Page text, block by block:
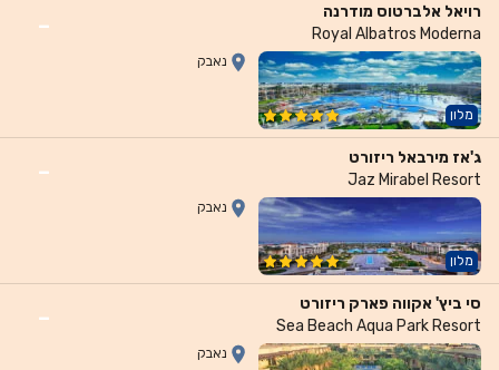
רויאל אלברטוס מודרנה
Royal Albatros Moderna
-
מלון
נאבק
ג'אז מירבאל ריזורט
Jaz Mirabel Resort
-
מלון
נאבק
סי ביץ' אקווה פארק ריזורט
Sea Beach Aqua Park Resort
-
נאבק